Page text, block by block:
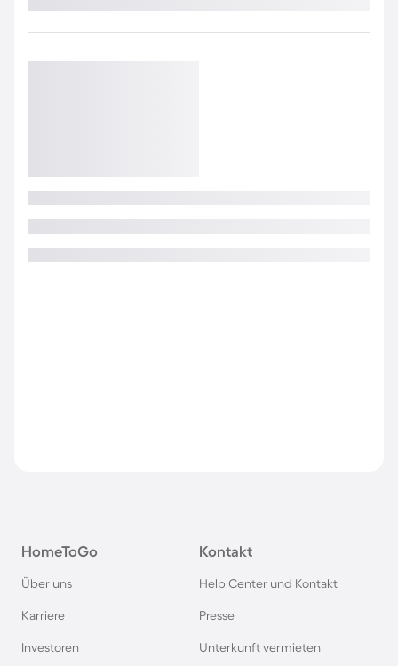
HomeToGo
Über uns
Karriere
Investoren
Kontakt
Help Center und Kontakt
Presse
Unterkunft vermieten